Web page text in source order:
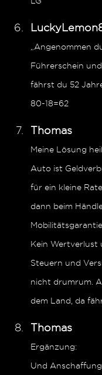
„Angenommen
Führerschein
fährst du 52
80-18=62
Thomas
Meine Lösung
Auto ist
für ein kleine
dann beim
Kein Wertverlust
Steuern und
nicht drumrum.
dem Land, da
Thomas
Ergänzung:
Und